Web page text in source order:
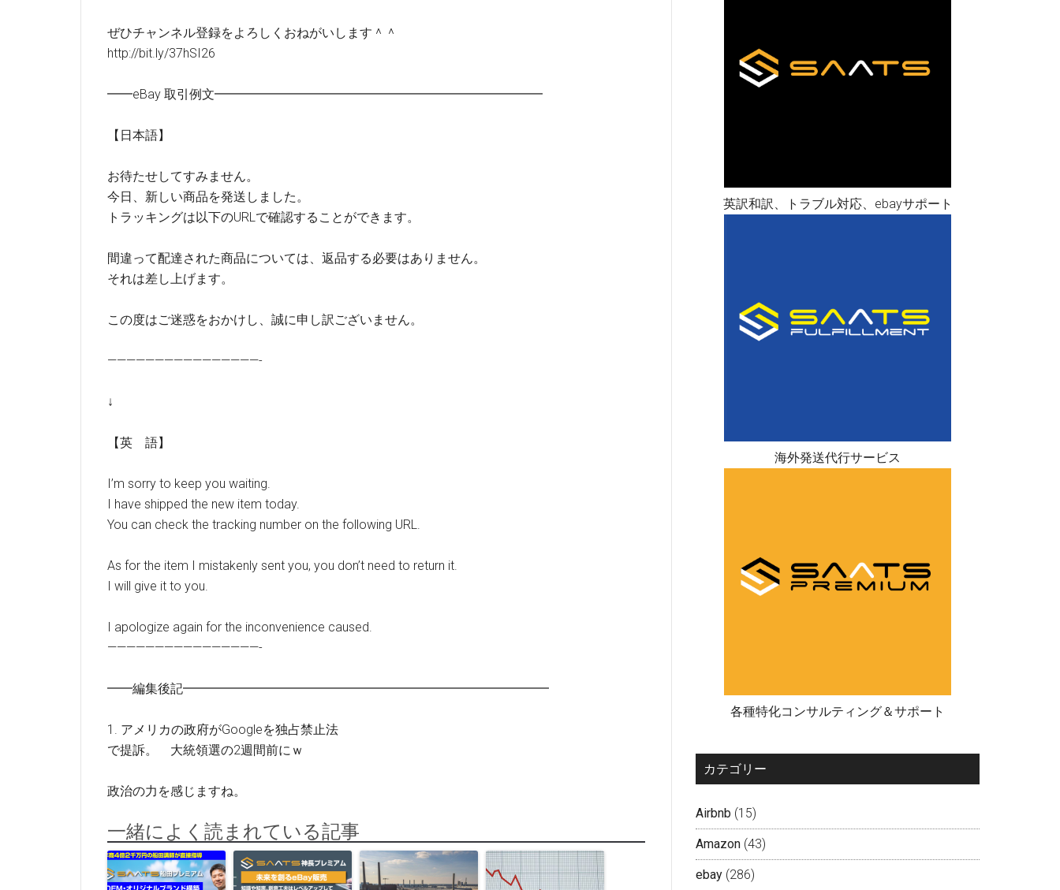
ぜひチャンネル登録をよろしくおねがいします＾＾
http://bit.ly/37hSI26
━━eBay 取引例文━━━━━━━━━━━━━━━━━━━━━━━━━━
【日本語】
お待たせしてすみません。
今日、新しい商品を発送しました。
トラッキングは以下のURLで確認することができます。
間違って配達された商品については、返品する必要はありません。
それは差し上げます。
この度はご迷惑をおかけし、誠に申し訳ございません。
————————————————-
↓
【英 語】
I’m sorry to keep you waiting.
I have shipped the new item today.
You can check the tracking number on the following URL.
As for the item I mistakenly sent you, you don’t need to return it.
I will give it to you.
I apologize again for the inconvenience caused.
————————————————-
━━編集後記━━━━━━━━━━━━━━━━━━━━━━━━━━━━━
1. アメリカの政府がGoogleを独占禁止法
で提訴。 大統領選の2週間前にｗ
政治の力を感じますね。
一緒によく読まれている記事
英訳和訳、トラブル対応、ebayサポート
海外発送代行サービス
各種特化コンサルティング＆サポート
カテゴリー
Airbnb (15)
Amazon (43)
ebay (286)